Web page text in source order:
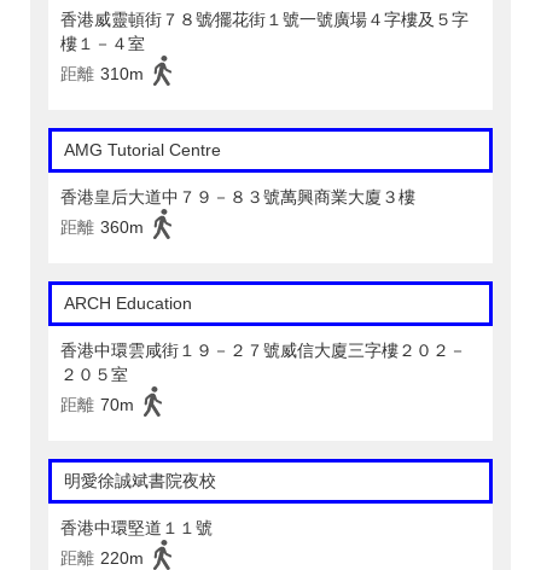
香港威靈頓街７８號∕擺花街１號一號廣場４字樓及５字
樓１－４室
距離 310m
AMG Tutorial Centre
香港皇后大道中７９－８３號萬興商業大廈３樓
距離 360m
ARCH Education
香港中環雲咸街１９－２７號威信大廈三字樓２０２－
２０５室
距離 70m
明愛徐誠斌書院夜校
香港中環堅道１１號
距離 220m